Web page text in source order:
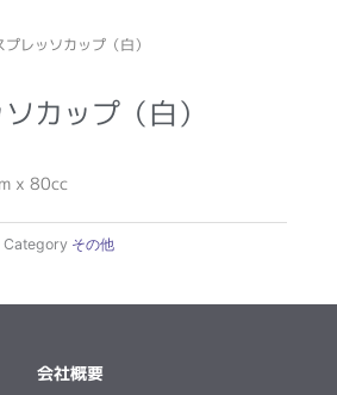
レッソカップ（白）
カップ（白）
x 80cc
Category その他
会社概要